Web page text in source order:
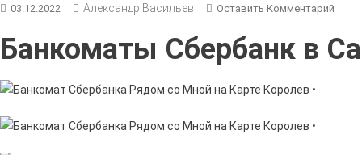
03.12.2022 Александр Васильев Оставить Комментарий
Банкоматы Сбербанк в